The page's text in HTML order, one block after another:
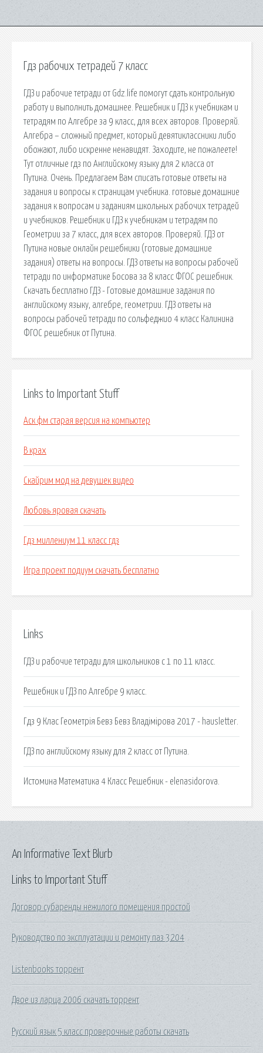
Гдз рабочих тетрадей 7 класс
ГДЗ и рабочие тетради от Gdz.life помогут сдать контрольную
работу и выполнить домашнее. Решебник и ГДЗ к учебникам и
тетрадям по Алгебре за 9 класс, для всех авторов. Проверяй.
Алгебра – сложный предмет, который девятиклассники либо
обожают, либо искренне ненавидят. Заходите, не пожалеете!
Тут отличные гдз по Английскому языку для 2 класса от
Путина. Очень. Предлагаем Вам списать готовые ответы на
задания и вопросы к страницам учебника. готовые домашние
задания к вопросам и заданиям школьных рабочих тетрадей
и учебников. Решебник и ГДЗ к учебникам и тетрадям по
Геометрии за 7 класс, для всех авторов. Проверяй. ГДЗ от
Путина новые онлайн решебники (готовые домашние
задания) ответы на вопросы. ГДЗ ответы на вопросы рабочей
тетради по информатике Босова за 8 класс ФГОС решебник.
Скачать бесплатно ГДЗ - Готовые домашние задания по
английскому языку, алгебре, геометрии. ГДЗ ответы на
вопросы рабочей тетради по сольфеджио 4 класс Калинина
ФГОС решебник от Путина.
Links to Important Stuff
Аск фм старая версия на компьютер
В крах
Скайрим мод на девушек видео
Любовь яровая скачать
Гдз миллениум 11 класс гдз
Игра проект подиум скачать бесплатно
Links
ГДЗ и рабочие тетради для школьников с 1 по 11 класс.
Решебник и ГДЗ по Алгебре 9 класс.
Гдз 9 Клас Геометрія Бевз Бевз Владімірова 2017 - hausletter.
ГДЗ по английскому языку для 2 класс от Путина.
Истомина Математика 4 Класс Решебник - elenasidorova.
Links to Important Stuff
Договор субаренды нежилого помещения простой
Руководство по эксплуатации и ремонту паз 3204
Listenbooks торрент
Двое из ларца 2006 скачать торрент
Русский язык 5 класс проверочные работы скачать
An Informative Text Blurb